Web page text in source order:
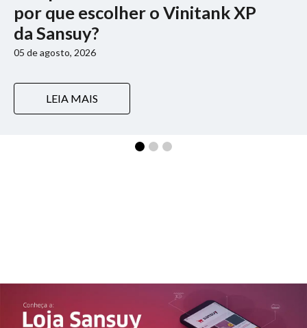
premiações
eventos
o
agronegócio
toldos
construção
civil
mercado
automotivo
lonas
vida
caminhoneiro
por que escolher o Vinitank XP
da Sansuy?
05 de agosto, 2026
LEIA MAIS